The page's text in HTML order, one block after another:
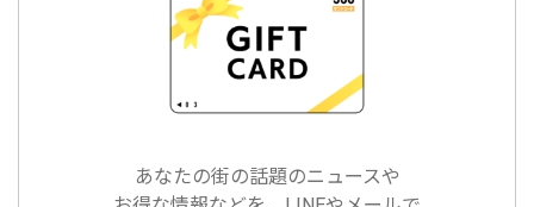
あなたの街の話題のニュースや